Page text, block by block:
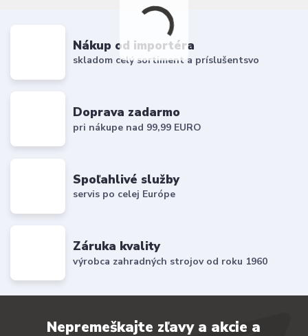
Nákup od importéra
skladom celý sortiment a príslušentsvo
Doprava zadarmo
pri nákupe nad 99,99 EURO
Spoľahlivé služby
servis po celej Európe
Záruka kvality
výrobca zahradných strojov od roku 1960
Nepremeškajte zľavy a akcie a